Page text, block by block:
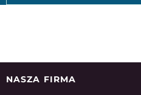
NASZA FIRMA